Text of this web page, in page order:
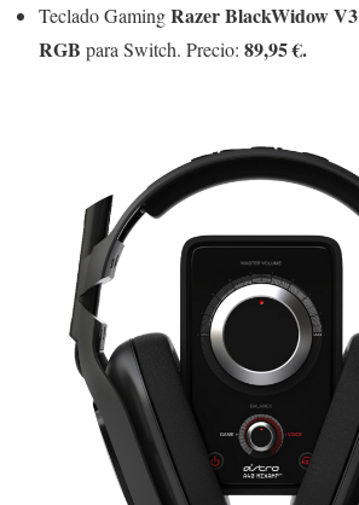
Teclado GamingRazer BlackWidow
RGB para Switch. Precio: 89,95 €.